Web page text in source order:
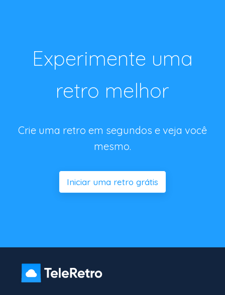
Experimente uma
retro melhor
Crie uma retro em segundos e veja você
mesmo.
Iniciar uma retro grátis